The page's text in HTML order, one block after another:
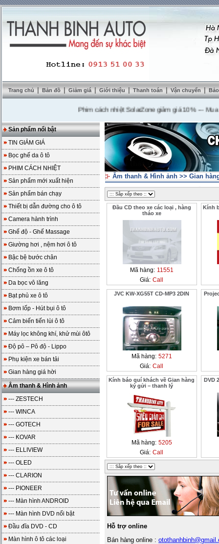
Trang chủ | Bản đồ | Giảm giá | Giới thiệu | Thanh toán | Vận chuyển |
Phim cách nhiệt SolarZone giảm giá 10%---Mua
Sản phẩm nổi bật
TIN GIẢM GIÁ
Bọc ghế da ô tô
PHIM CÁCH NHIỆT
Sản phẩm mới xuất hiện
Sản phẩm bán chạy
Thiết bị dẫn đường cho ô tô
Camera hành trình
Ghế độ - Ghế Massage
Giường hơi , nệm hơi ô tô
Bậc bệ bước chân
Chống ồn xe ô tô
Da bọc vô lăng
Bạt phủ xe ô tô
Bơm lốp - Hút bụi ô tô
Cảm biến tiến lùi ô tô
Máy lọc không khí, khử mùi ôtô
Độ pô – Pô độ - Lippo
Phụ kiện xe bán tải
Gian hàng giá hời
Âm thanh & Hình ảnh
--- ZESTECH
--- WINCA
--- GOTECH
--- KOVAR
--- ELLIVIEW
--- OLED
--- CLARION
--- PIONEER
--- Màn hình ANDROID
--- Màn hình DVD nổi bật
Đầu đĩa DVD - CD
Màn hình ô tô các loại
Âm thanh & Hình ảnh >> Gian
Đầu CD theo xe các loại , hàng
tháo xe
Mã hàng: 11551
Giá: Call
Kính
JVC KW-XG55T CD-MP3 2DIN
Mã hàng: 5271
Giá: Call
Kính báo quí khách về Gian hàng
ký gửi – thanh lý
Mã hàng: 5205
Giá: Call
DVD
Hỗ trợ online
Bán hàng online :